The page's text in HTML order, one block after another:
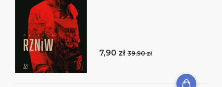
7,90 zł 39,90 zł